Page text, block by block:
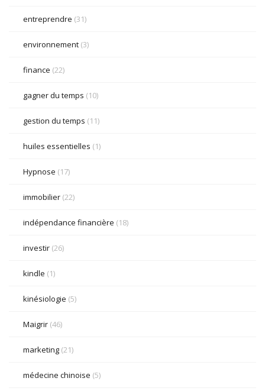
entreprendre (31)
environnement (3)
finance (22)
gagner du temps (10)
gestion du temps (11)
huiles essentielles (1)
Hypnose (17)
immobilier (22)
indépendance financière (18)
investir (26)
kindle (1)
kinésiologie (5)
Maigrir (46)
marketing (21)
médecine chinoise (5)